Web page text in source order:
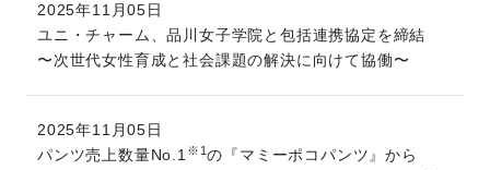
2025年11月05日
ユニ・チャーム、品川女子学院と包括連携協定を締結
〜次世代女性育成と社会課題の解決に向けて協働〜
2025年11月05日
パンツ売上数量No.1 ※1 の『マミーポコパンツ』から